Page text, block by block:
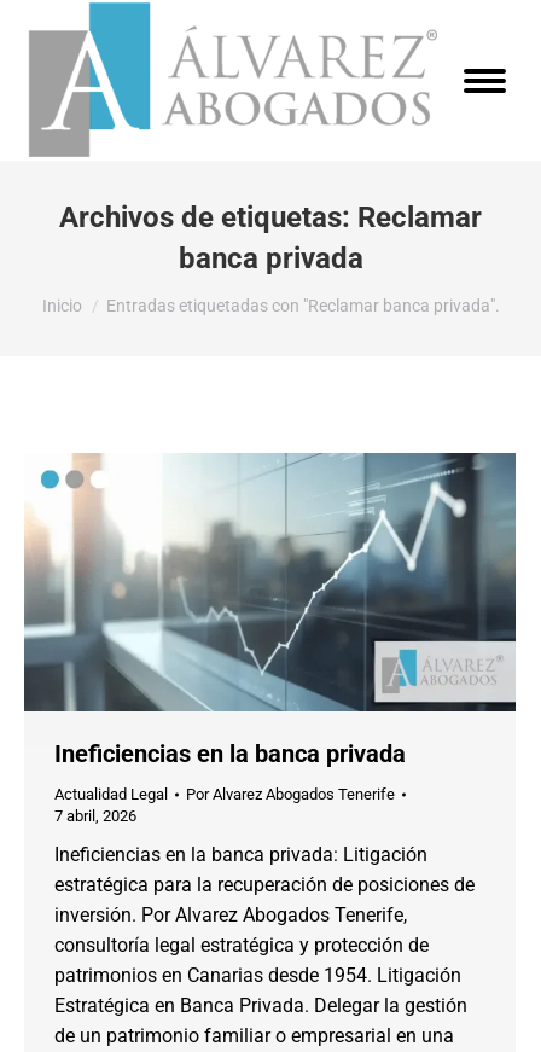
Archivos de etiquetas: Reclamar
banca privada
Estás aquí:
Inicio Entradas etiquetadas con "Reclamar banca privada".
Ineficiencias en la banca privada
Actualidad Legal PorAlvarez Abogados Tenerife
7 abril, 2026
Ineficiencias en la banca privada: Litigación
estratégica para la recuperación de posiciones de
inversión. Por Alvarez Abogados Tenerife,
consultoría legal estratégica y protección de
patrimonios en Canarias desde 1954. Litigación
Estratégica en Banca Privada. Delegar la gestión
de un patrimonio familiar o empresarial en una